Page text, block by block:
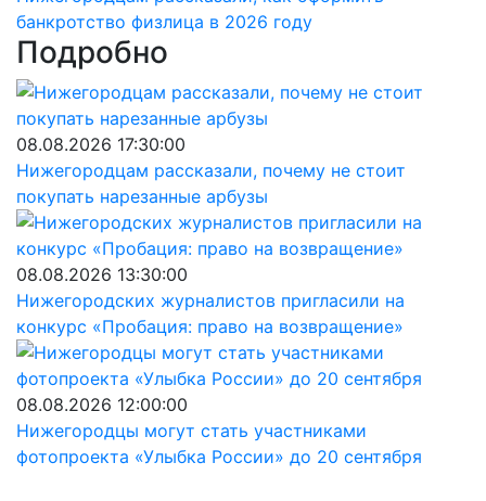
банкротство физлица в 2026 году
Подробно
08.08.2026 17:30:00
Нижегородцам рассказали, почему не стоит
покупать нарезанные арбузы
08.08.2026 13:30:00
Нижегородских журналистов пригласили на
конкурс «Пробация: право на возвращение»
08.08.2026 12:00:00
Нижегородцы могут стать участниками
фотопроекта «Улыбка России» до 20 сентября